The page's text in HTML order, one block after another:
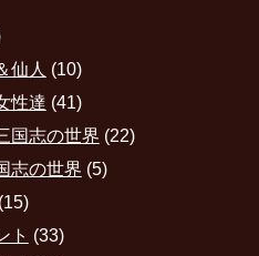
仙人 (10)
性達 (41)
国志の世界 (22)
志の世界 (5)
ト (33)